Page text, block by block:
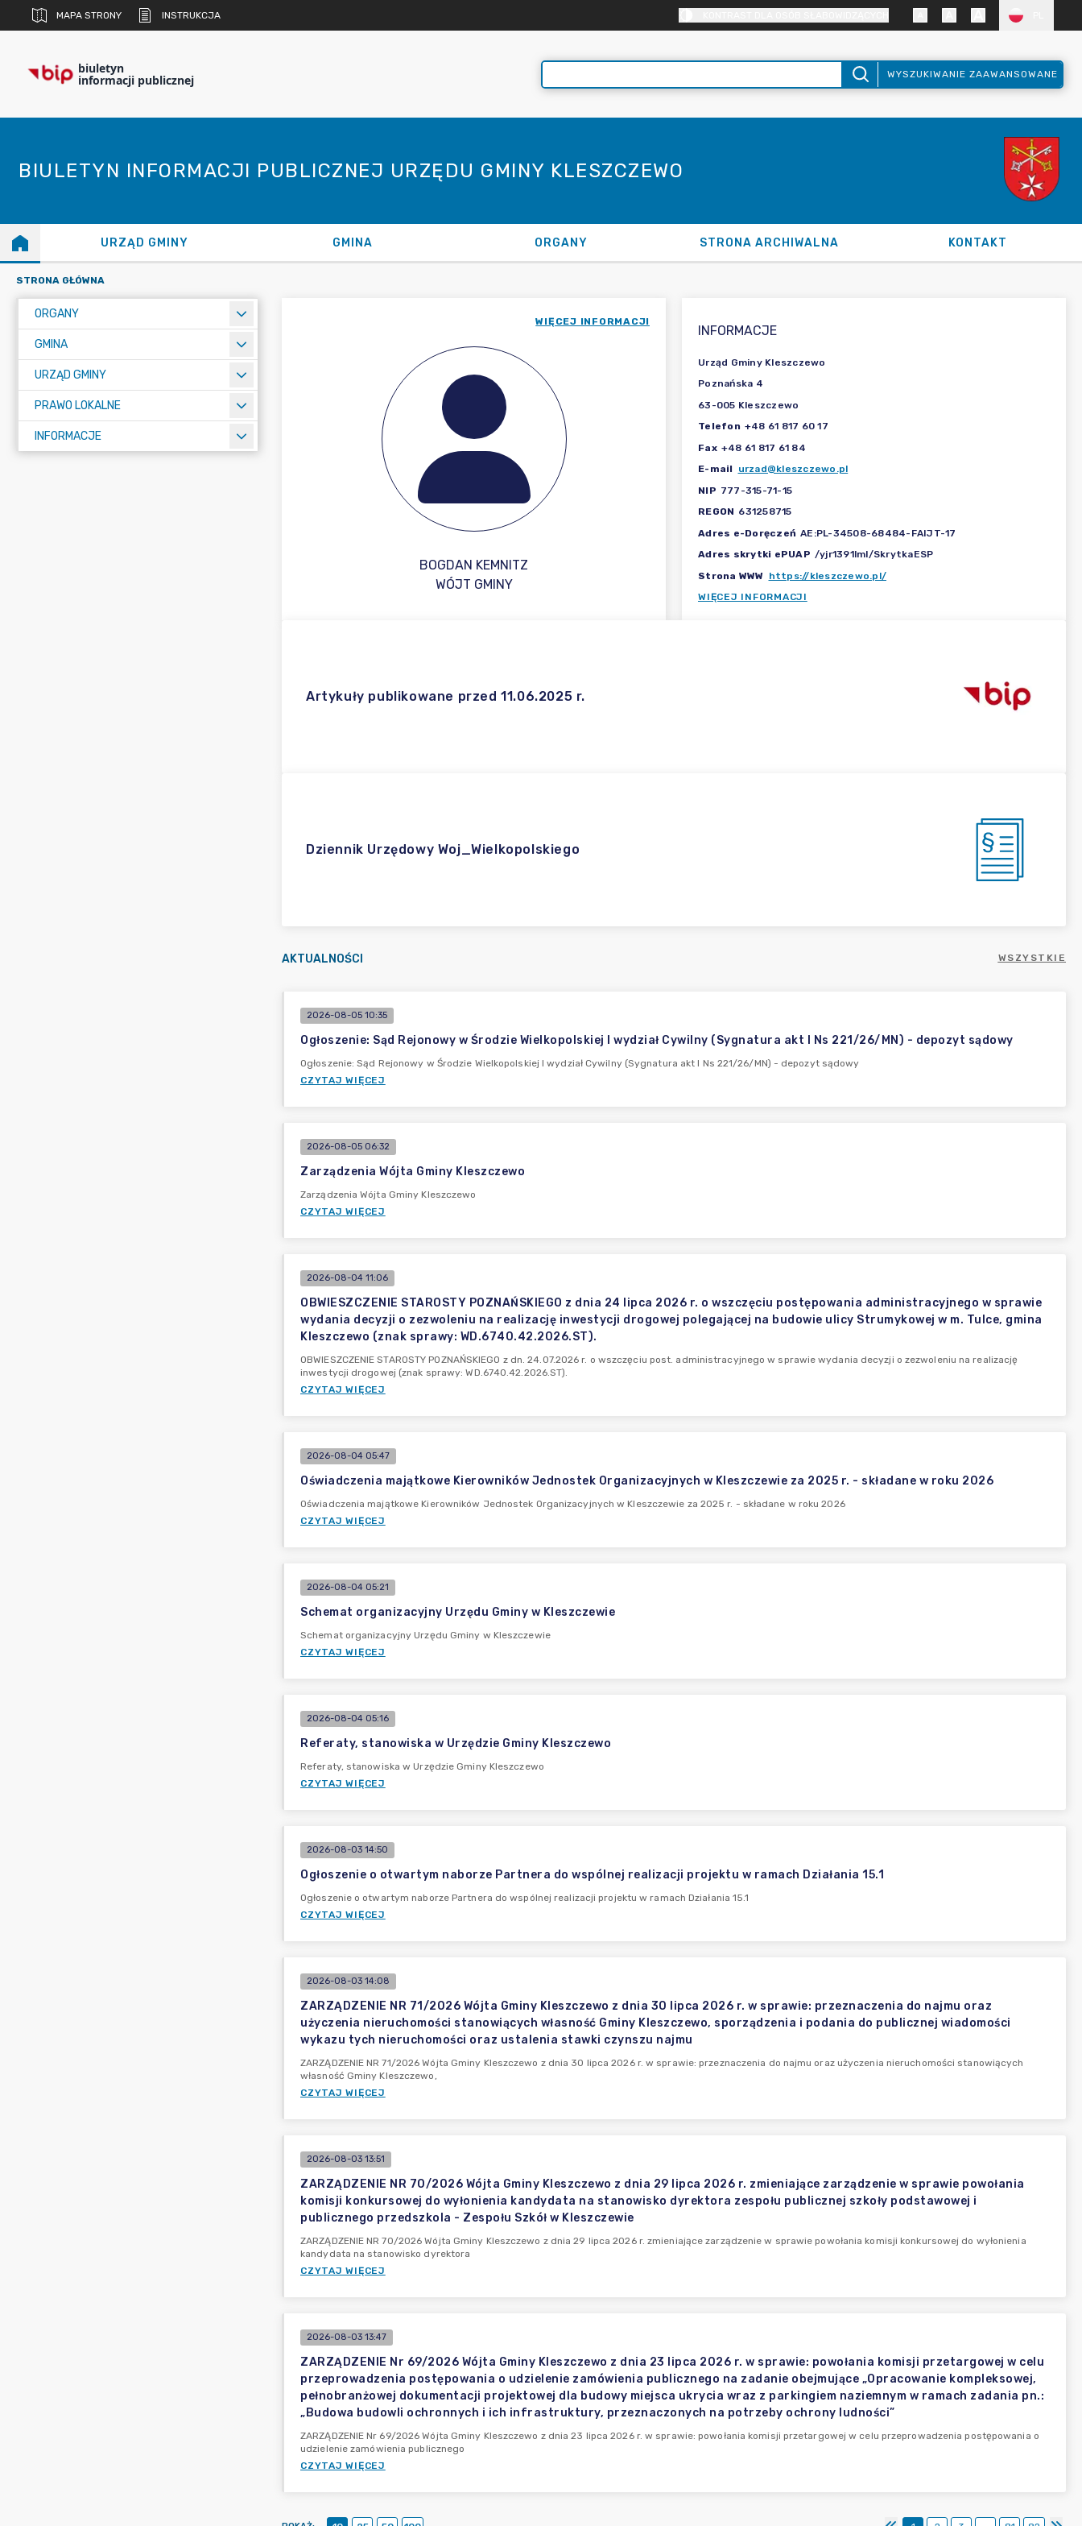
MAPA STRONY INSTRUKCJA
biuletyn
informacji publicznej WYSZUKIWANIE ZAAWANSOWANE
BIULETYN INFORMACJI PUBLICZNEJ URZĘDU GMINY KLESZCZEWO
URZĄD GMINY GMINA ORGANY STRONA ARCHIWALNA KONTAKT
STRONA GŁÓWNA
ORGANY
GMINA
URZĄD GMINY
PRAWO LOKALNE
INFORMACJE
BOGDAN KEMNITZ
WIĘCEJ INFORMACJI
WÓJT GMINY
INFORMACJE
Urząd Gminy Kleszczewo
Poznańska 4
63-005 Kleszczewo
Telefon +48 61 817 60 17
Fax +48 61 817 61 84
E-mail
urzad@kleszczewo.pl
NIP 777-315-71-15
REGON 631258715
Adres e-Doręczeń AE:PL-34508-68484-FAIJT-17
Adres skrytki ePUAP /yjr1391lml/SkrytkaESP
Strona WWW https://kleszczewo.pl/
WIĘCEJ INFORMACJI
Artykuły publikowane przed 11.06.2025 r.
Dziennik Urzędowy Woj_Wielkopolskiego
AKTUALNOŚCI WSZYSTKIE
2026-08-05 10:35
Ogłoszenie: Sąd Rejonowy w Środzie Wielkopolskiej I wydział Cywilny (Sygnatura akt I Ns 221/26/MN) - depozyt sądowy
Ogłoszenie: Sąd Rejonowy w Środzie Wielkopolskiej I wydział Cywilny (Sygnatura akt I Ns 221/26/MN) - depozyt sądowy
CZYTAJ WIĘCEJ
2026-08-05 06:32
Zarządzenia Wójta Gminy Kleszczewo
Zarządzenia Wójta Gminy Kleszczewo
CZYTAJ WIĘCEJ
2026-08-04 11:06
OBWIESZCZENIE STAROSTY POZNAŃSKIEGO z dnia 24 lipca 2026 r. o wszczęciu postępowania administracyjnego w sprawie
wydania decyzji o zezwoleniu na realizację inwestycji drogowej polegającej na budowie ulicy Strumykowej w m. Tulce, gmina
Kleszczewo (znak sprawy: WD.6740.42.2026.ST).
OBWIESZCZENIE STAROSTY POZNAŃSKIEGO z dn. 24.07.2026 r. o wszczęciu post. administracyjnego w sprawie wydania decyzji o zezwoleniu na realizację
inwestycji drogowej (znak sprawy: WD.6740.42.2026.ST).
CZYTAJ WIĘCEJ
2026-08-04 05:47
Oświadczenia majątkowe Kierowników Jednostek Organizacyjnych w Kleszczewie za 2025 r. - składane w roku 2026
Oświadczenia majątkowe Kierowników Jednostek Organizacyjnych w Kleszczewie za 2025 r. - składane w roku 2026
CZYTAJ WIĘCEJ
2026-08-04 05:21
Schemat organizacyjny Urzędu Gminy w Kleszczewie
Schemat organizacyjny Urzędu Gminy w Kleszczewie
CZYTAJ WIĘCEJ
2026-08-04 05:16
Referaty, stanowiska w Urzędzie Gminy Kleszczewo
Referaty, stanowiska w Urzędzie Gminy Kleszczewo
CZYTAJ WIĘCEJ
2026-08-03 14:50
Ogłoszenie o otwartym naborze Partnera do wspólnej realizacji projektu w ramach Działania 15.1
Ogłoszenie o otwartym naborze Partnera do wspólnej realizacji projektu w ramach Działania 15.1
CZYTAJ WIĘCEJ
2026-08-03 14:08
ZARZĄDZENIE NR 71/2026 Wójta Gminy Kleszczewo z dnia 30 lipca 2026 r. w sprawie: przeznaczenia do najmu oraz
użyczenia nieruchomości stanowiących własność Gminy Kleszczewo, sporządzenia i podania do publicznej wiadomości
wykazu tych nieruchomości oraz ustalenia stawki czynszu najmu
ZARZĄDZENIE NR 71/2026 Wójta Gminy Kleszczewo z dnia 30 lipca 2026 r. w sprawie: przeznaczenia do najmu oraz użyczenia nieruchomości stanowiących
własność Gminy Kleszczewo,
CZYTAJ WIĘCEJ
2026-08-03 13:51
ZARZĄDZENIE NR 70/2026 Wójta Gminy Kleszczewo z dnia 29 lipca 2026 r. zmieniające zarządzenie w sprawie powołania
komisji konkursowej do wyłonienia kandydata na stanowisko dyrektora zespołu publicznej szkoły podstawowej i
publicznego przedszkola - Zespołu Szkół w Kleszczewie
ZARZĄDZENIE NR 70/2026 Wójta Gminy Kleszczewo z dnia 29 lipca 2026 r. zmieniające zarządzenie w sprawie powołania komisji konkursowej do wyłonienia
kandydata na stanowisko dyrektora
CZYTAJ WIĘCEJ
2026-08-03 13:47
ZARZĄDZENIE Nr 69/2026 Wójta Gminy Kleszczewo z dnia 23 lipca 2026 r. w sprawie: powołania komisji przetargowej w celu
przeprowadzenia postępowania o udzielenie zamówienia publicznego na zadanie obejmujące „Opracowanie kompleksowej,
pełnobranżowej dokumentacji projektowej dla budowy miejsca ukrycia wraz z parkingiem naziemnym w ramach zadania pn.:
„Budowa budowli ochronnych i ich infrastruktury, przeznaczonych na potrzeby ochrony ludności”
ZARZĄDZENIE Nr 69/2026 Wójta Gminy Kleszczewo z dnia 23 lipca 2026 r. w sprawie: powołania komisji przetargowej w celu przeprowadzenia postępowania o
udzielenie zamówienia publicznego
CZYTAJ WIĘCEJ